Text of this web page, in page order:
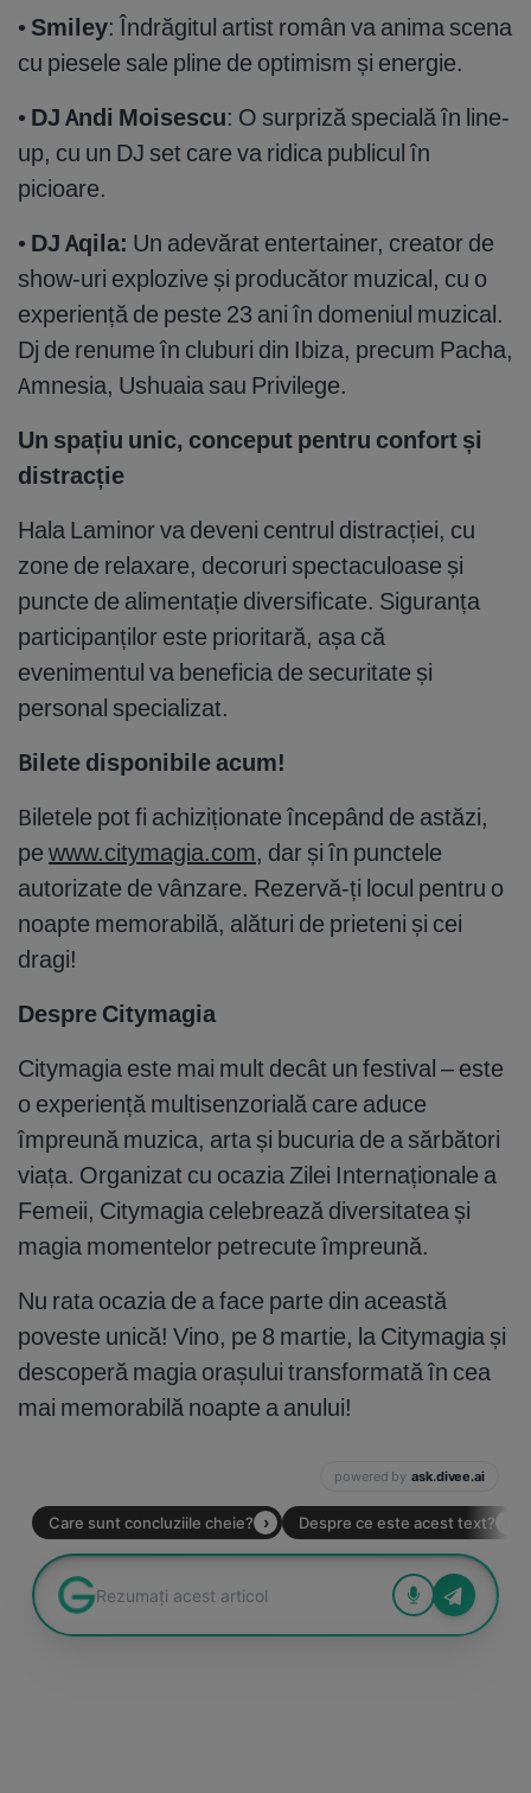
• Smiley: Îndrăgitul artist român va anima scena
cu piesele sale pline de optimism și energie.
• DJ Andi Moisescu: O surpriză specială în line-
up, cu un DJ set care va ridica publicul în
picioare.
• DJ Aqila: Un adevărat entertainer, creator de
show-uri explozive și producător muzical, cu o
experiență de peste 23 ani în domeniul muzical.
Dj de renume în cluburi din Ibiza, precum Pacha,
Amnesia, Ushuaia sau Privilege.
Un spațiu unic, conceput pentru confort și
distracție
Hala Laminor va deveni centrul distracției, cu
zone de relaxare, decoruri spectaculoase și
puncte de alimentație diversificate. Siguranța
participanților este prioritară, așa că
evenimentul va beneficia de securitate și
personal specializat.
Bilete disponibile acum!
Biletele pot fi achiziționate începând de astăzi,
pe www.citymagia.com, dar și în punctele
autorizate de vânzare. Rezervă-ți locul pentru o
noapte memorabilă, alături de prieteni și cei
dragi!
Despre Citymagia
Citymagia este mai mult decât un festival – este
o experiență multisenzorială care aduce
împreună muzica, arta și bucuria de a sărbători
viața. Organizat cu ocazia Zilei Internaționale a
Femeii, Citymagia celebrează diversitatea și
magia momentelor petrecute împreună.
Nu rata ocazia de a face parte din această
poveste unică! Vino, pe 8 martie, la Citymagia și
descoperă magia orașului transformată în cea
mai memorabilă noapte a anului!